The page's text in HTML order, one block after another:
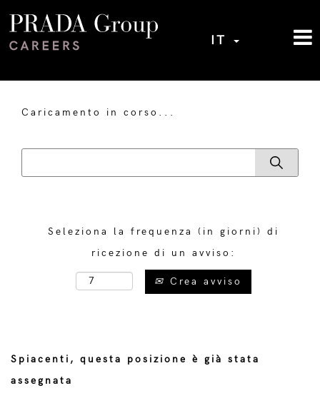
IT
Caricamento in corso...
Seleziona la frequenza (in giorni) di
ricezione di un avviso:
Crea avviso
Spiacenti, questa posizione è già stata
assegnata